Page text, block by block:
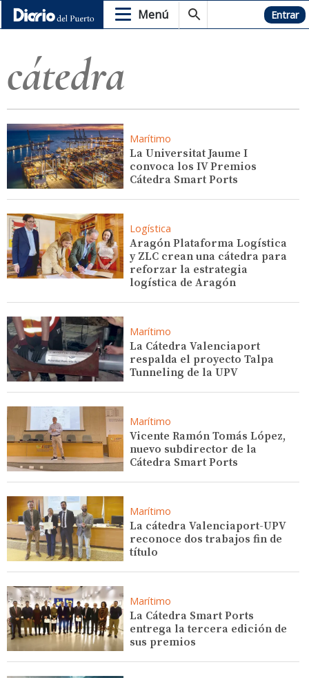
Menú Hemeroteca Entrar
cátedra
Marítimo
La Universitat Jaume I
convoca los IV Premios
Cátedra Smart Ports
Logística
Aragón Plataforma Logística
y ZLC crean una cátedra para
reforzar la estrategia
logística de Aragón
Marítimo
La Cátedra Valenciaport
respalda el proyecto Talpa
Tunneling de la UPV
Marítimo
Vicente Ramón Tomás López,
nuevo subdirector de la
Cátedra Smart Ports
Marítimo
La cátedra Valenciaport-UPV
reconoce dos trabajos fin de
título
Marítimo
La Cátedra Smart Ports
entrega la tercera edición de
sus premios